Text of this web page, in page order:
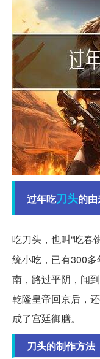
过年吃刀头的
吃刀头，也叫“吃春
统小吃，已有300
南，路过平阴，闻
乾隆皇帝回京后，
成了宫廷御膳。
刀头的制作方法